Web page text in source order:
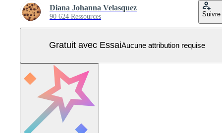
Diana Johanna Velasquez
90 624 Ressources Suivre
Gratuit avec EssaiAucune attribution requise